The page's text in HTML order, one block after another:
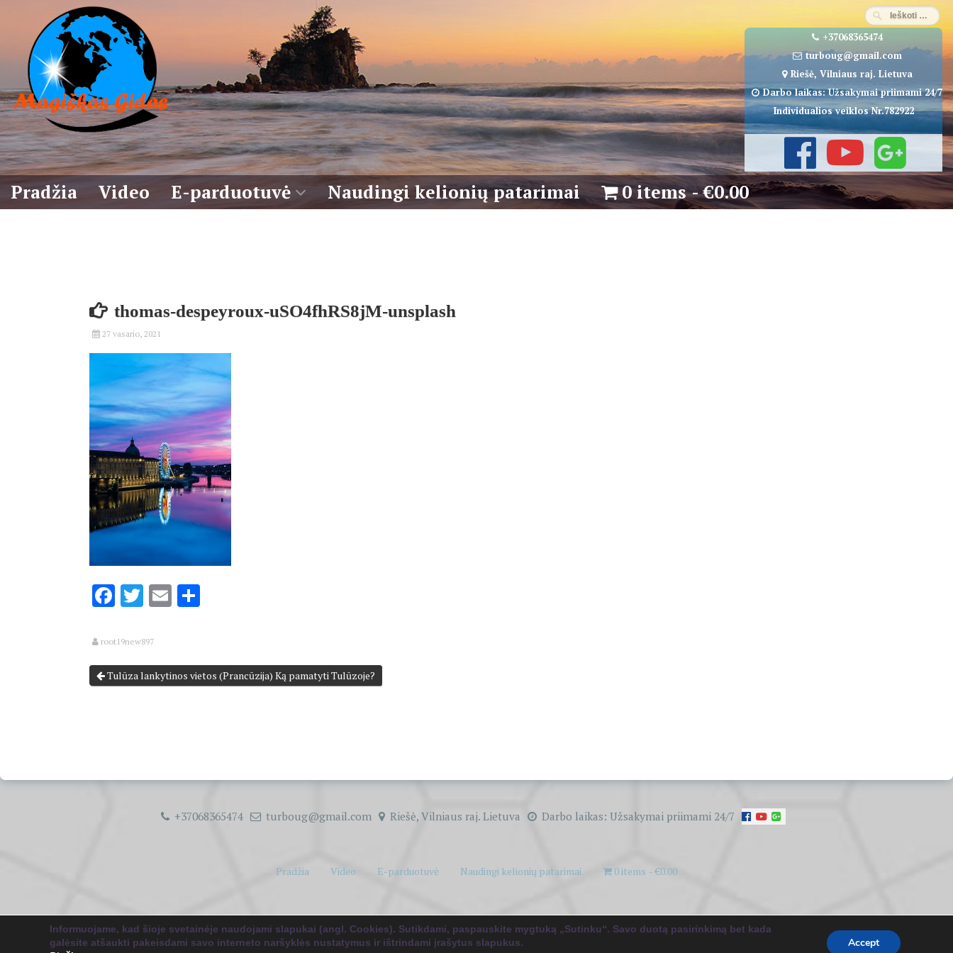
+37068365474
turboug@gmail.com
Riešė, Vilniaus raj. Lietuva
Darbo laikas: Užsakymai priimami 24/7
Individualios veiklos Nr.782922
Pradžia Video
E-parduotuvė
Naudingi kelionių patarimai 0 items €0.00
thomas-despeyroux-uSO4fhRS8jM-unsplash
27 vasario, 2021
Facebook
Twitter
Email
root19new897
Tulūza lankytinos vietos (Prancūzija) Ką pamatyti Tulūzoje?
+37068365474 turboug@gmail.com Riešė, Vilniaus raj. Lietuva Darbo laikas: Užsakymai priimami 24/7
Pradžia Video E-parduotuvė Naudingi kelionių patarimai 0 items €0.00
Copyright © 2026Kelionių pagalbininkas tau!. WordPress sistema& Albumas:The WP Theme, autorius: ceewp.com.
Informuojame, kad šioje svetainėje naudojami slapukai (angl. Cookies). Sutikdami, paspauskite mygtuką „Sutinku“. Savo duotą pasirinkimą bet kada
galėsite atšaukti pakeisdami savo interneto naršyklės nustatymus ir ištrindami įrašytus slapukus.
Accept